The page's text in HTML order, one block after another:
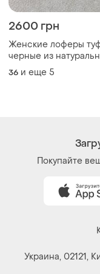
2600 грн
Женские лоферы
черные из
замши 11584
36 и еще 5
Покупайте
Украина, 02121,